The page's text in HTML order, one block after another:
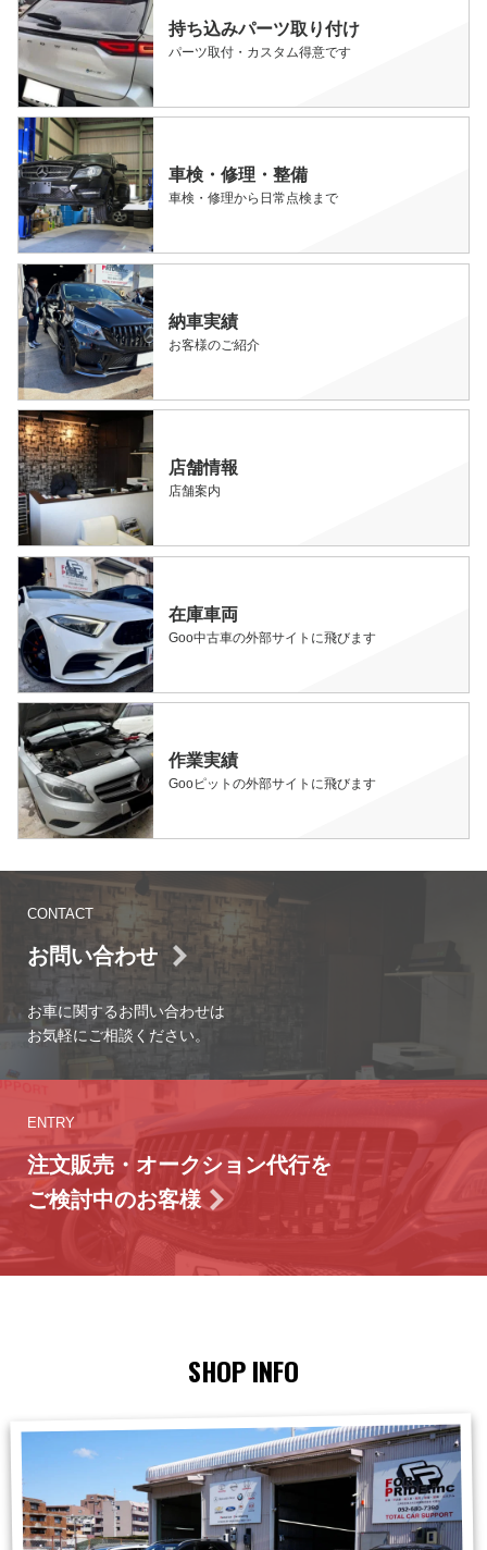
持ち込みパーツ取り付け
パーツ取付・カスタム得意です
車検・修理・整備
車検・修理から日常点検まで
納車実績
お客様のご紹介
店舗情報
店舗案内
在庫車両
Goo中古車の外部サイトに飛びます
作業実績
Gooピットの外部サイトに飛びます
CONTACT
お問い合わせ
お車に関するお問い合わせは
お気軽にご相談ください。
ENTRY
注文販売・オークション代行を
ご検討中のお客様
SHOP INFO